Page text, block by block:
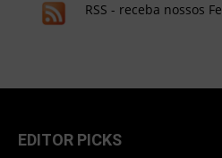
RSS - receba nossos
EDITOR PICKS